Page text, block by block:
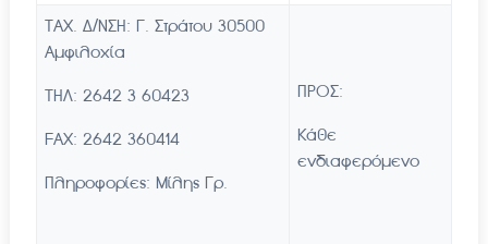
ΤΑΧ. Δ/ΝΣΗ: Γ. Στράτου 30500
Αμφιλοχία
ΤΗΛ: 2642 3 60423
FAX: 2642 360414
Πληροφορίες: Μίλης Γρ.
ΠΡΟΣ:
Κάθε
ενδιαφερόμενο